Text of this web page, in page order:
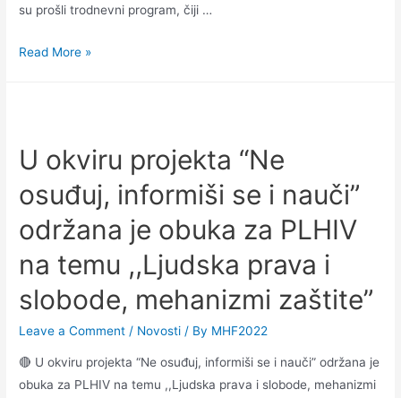
su prošli trodnevni program, čiji …
Read More »
U okviru projekta “Ne
osuđuj, informiši se i nauči”
održana je obuka za PLHIV
na temu ,,Ljudska prava i
slobode, mehanizmi zaštite”
Leave a Comment / Novosti / By MHF2022
🔴 U okviru projekta “Ne osuđuj, informiši se i nauči” održana je
obuka za PLHIV na temu ,,Ljudska prava i slobode, mehanizmi